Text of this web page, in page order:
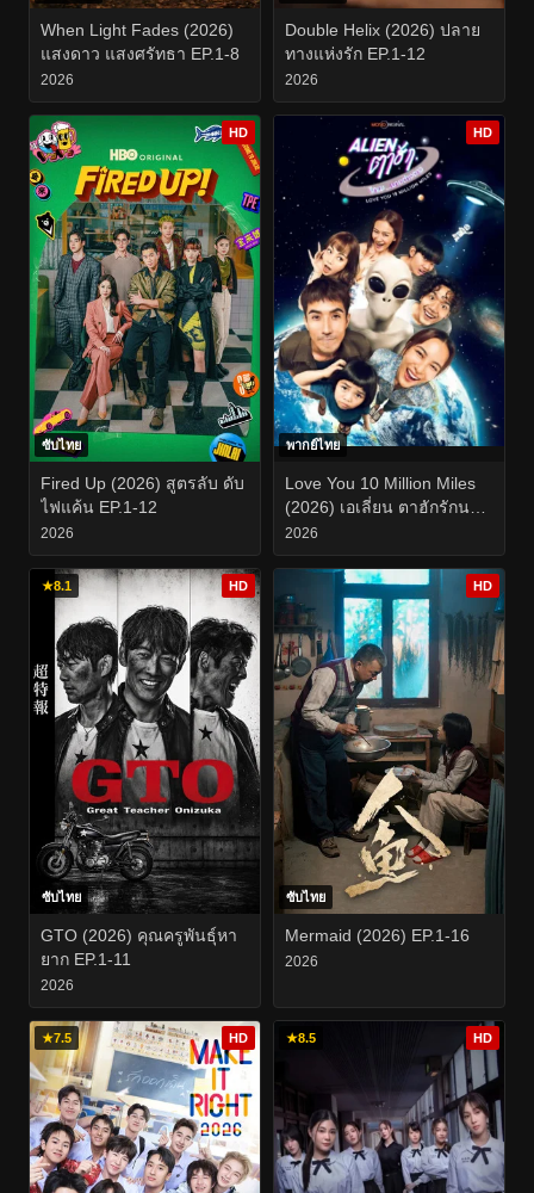
When Light Fades (2026)
แสงดาว แสงศรัทธา EP.1-8
2026
Double Helix (2026) ปลาย
ทางแห่งรัก EP.1-12
2026
HD
ซับไทย
Fired Up (2026) สูตรลับ ดับ
ไฟแค้น EP.1-12
2026
HD
พากย์ไทย
Love You 10 Million Miles
(2026) เอเลี่ยน ตาฮักรักนะ
นายต่างดาว EP.1-6
2026
★8.1 HD
ซับไทย
GTO (2026) คุณครูพันธุ์หา
ยาก EP.1-11
2026
HD
ซับไทย
Mermaid (2026) EP.1-16
2026
★7.5 HD ★8.5 HD